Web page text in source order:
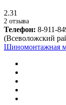
2.31
2 отзыва
Телефон: 8-911-
(Всеволожский
Шиномонтажная